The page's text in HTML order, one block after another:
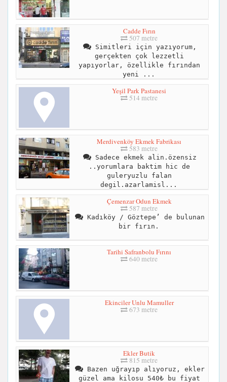
Cadde Fırın
507 metre
Simitleri için yazıyorum,
gerçekten çok lezzetli
yapıyorlar, özellikle fırından
yeni ...
Yeşil Park Pastanesi
514 metre
Merdivenköy Ekmek Fabrikası
583 metre
Sadece ekmek alin.özensiz
..yorumlara baktim hic de
guleryuzlu falan
degil.azarlamisl...
Çemenzar Odun Ekmek
587 metre
Kadıköy / Göztepe’ de bulunan
bir fırın.
Tarihi Safranbolu Fırını
640 metre
Ekinciler Unlu Mamuller
673 metre
Ekler Butik
815 metre
Bazen uğrayıp alıyoruz, ekler
güzel ama kilosu 540₺ bu fiyat